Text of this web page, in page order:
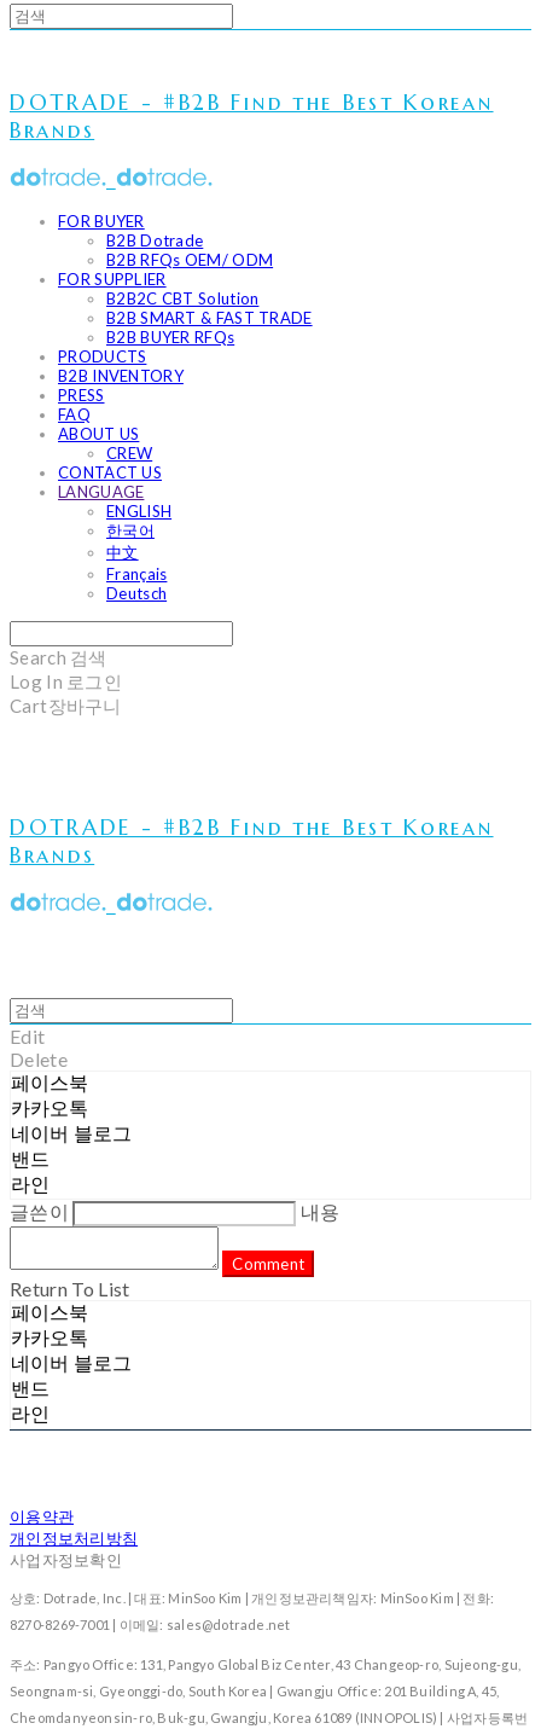
DOTRADE - #B2B Find the Best Korean
Brands
FOR BUYER
B2B Dotrade
B2B RFQs OEM/ ODM
FOR SUPPLIER
B2B2C CBT Solution
B2B SMART & FAST TRADE
B2B BUYER RFQs
PRODUCTS
B2B INVENTORY
PRESS
FAQ
ABOUT US
CREW
CONTACT US
LANGUAGE
ENGLISH
한국어
中文
Français
Deutsch
Search 검색
Log In 로그인
Cart장바구니
DOTRADE - #B2B Find the Best Korean
Brands
Edit
Delete
페이스북
카카오톡
네이버 블로그
밴드
라인
글쓴이 내용
Comment
Return To List
페이스북
카카오톡
네이버 블로그
밴드
라인
이용약관
개인정보처리방침
사업자정보확인
상호: Dotrade, Inc. | 대표: MinSoo Kim | 개인정보관리책임자: MinSoo Kim | 전화:
8270-8269-7001 | 이메일: sales@dotrade.net
주소: Pangyo Office: 131, Pangyo Global Biz Center, 43 Changeop-ro, Sujeong-gu,
Seongnam-si, Gyeonggi-do, South Korea | Gwangju Office: 201 Building A, 45,
Cheomdanyeonsin-ro, Buk-gu, Gwangju, Korea 61089 (INNOPOLIS) | 사업자등록번